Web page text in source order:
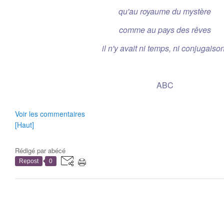
qu'au royaume du mystère
comme au pays des rêves
il n'y avait ni temps, ni
ABC
Voir les commentaires
[Haut]
Rédigé parabécé
Repost 0